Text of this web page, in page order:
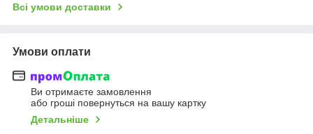
Всі умови доставки
Умови оплати
Ви отримаєте замовлення
або гроші повернуться на вашу картку
Детальніше